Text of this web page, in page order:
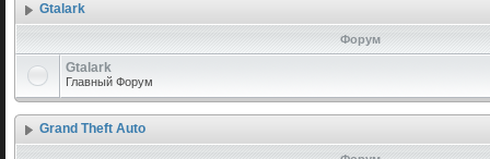
Gtalark
Форум
Gtalark
Главный Форум
Grand Theft Auto